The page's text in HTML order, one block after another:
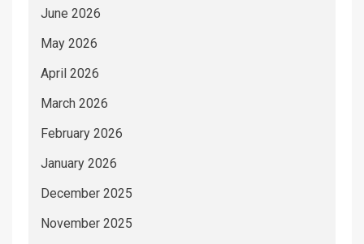
June 2026
May 2026
April 2026
March 2026
February 2026
January 2026
December 2025
November 2025